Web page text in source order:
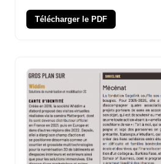
Télécharger le PDF